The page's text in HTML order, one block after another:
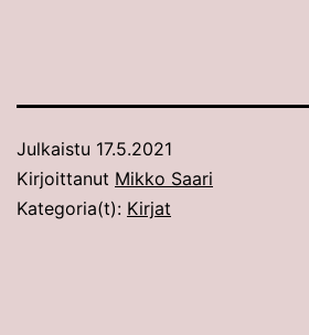
Julkaistu 17.5.2021
Kirjoittanut Mikko Saari
Kategoria(t): Kirjat